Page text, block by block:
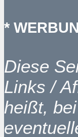
*
Diese
Links /
heißt,